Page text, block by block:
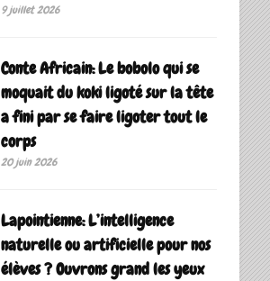
9 juillet 2026
Conte Africain: Le bobolo qui se
moquait du koki ligoté sur la tête
a fini par se faire ligoter tout le
corps
20 juin 2026
Lapointienne: L’intelligence
naturelle ou artificielle pour nos
élèves ? Ouvrons grand les yeux